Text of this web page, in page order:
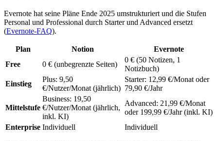
Evernote hat seine Pläne Ende 2025 umstrukturiert und die Stufen
Personal und Professional durch Starter und Advanced ersetzt
(Evernote-FAQ).
Plan Notion
Evernote
Free
0 € (unbegrenzte Seiten)
0 € (50 Notizen, 1
Notizbuch)
Einstieg
Plus: 9,50
€/Nutzer/Monat (jährlich)
Starter: 12,99 €/Monat oder
79,90 €/Jahr
Mittelstufe
Business: 19,50
€/Nutzer/Monat (jährlich,
inkl. KI)
Advanced: 21,99 €/Monat
oder 199,99 €/Jahr (inkl. KI)
Enterprise Individuell Individuell